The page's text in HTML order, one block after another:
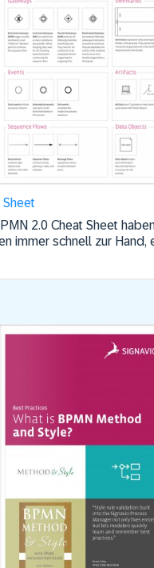
Sheet
2.0 Cheat Sheet
immer schnell zur Hand,